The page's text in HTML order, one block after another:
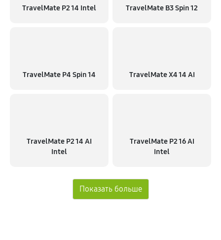
TravelMate P2 14 Intel TravelMate B3 Spin 12
TravelMate P4 Spin 14 TravelMate X4 14 AI
TravelMate P2 14 AI
Intel
TravelMate P2 16 AI
Intel